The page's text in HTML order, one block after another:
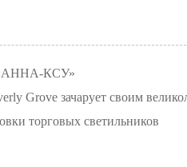
«АННА-КСУ»
Grove зачарует своим
торговых светильников